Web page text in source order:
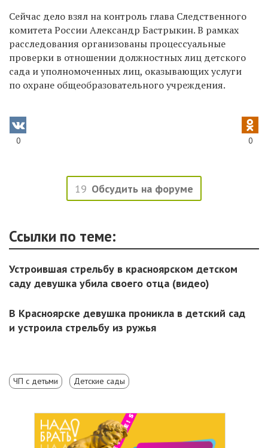
Сейчас дело взял на контроль глава Следственного
комитета России Александр Бастрыкин. В рамках
расследования организованы процессуальные
проверки в отношении должностных лиц детского
сада и уполномоченных лиц, оказывающих услуги
по охране общеобразовательного учреждения.
0 0
19 Обсудить на форуме
Ссылки по теме:
Устроившая стрельбу в красноярском детском
саду девушка убила своего отца (видео)
В Красноярске девушка проникла в детский сад
и устроила стрельбу из ружья
ЧП с детьми Детские сады